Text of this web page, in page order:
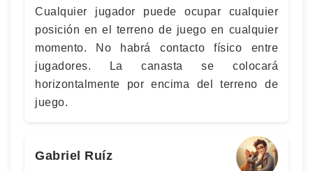
Cualquier jugador puede ocupar cualquier
posición en el terreno de juego en cualquier
momento. No habrá contacto físico entre
jugadores. La canasta se colocará
horizontalmente por encima del terreno de
juego.
Gabriel Ruíz